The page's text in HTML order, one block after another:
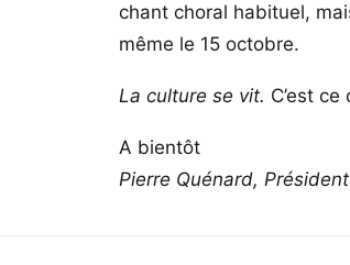
chant choral habituel,
même le 15 octobre.
La culture se vit. C’est
A bientôt
Pierre Quénard,